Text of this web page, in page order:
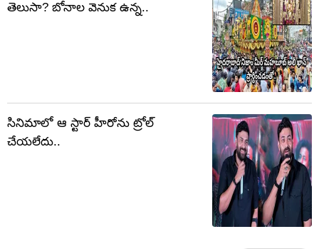
తెలుసా? బోనాల వెనుక ఉన్న..
సినిమాలో ఆ స్టార్ హీరోను ట్రోల్
చేయలేదు..